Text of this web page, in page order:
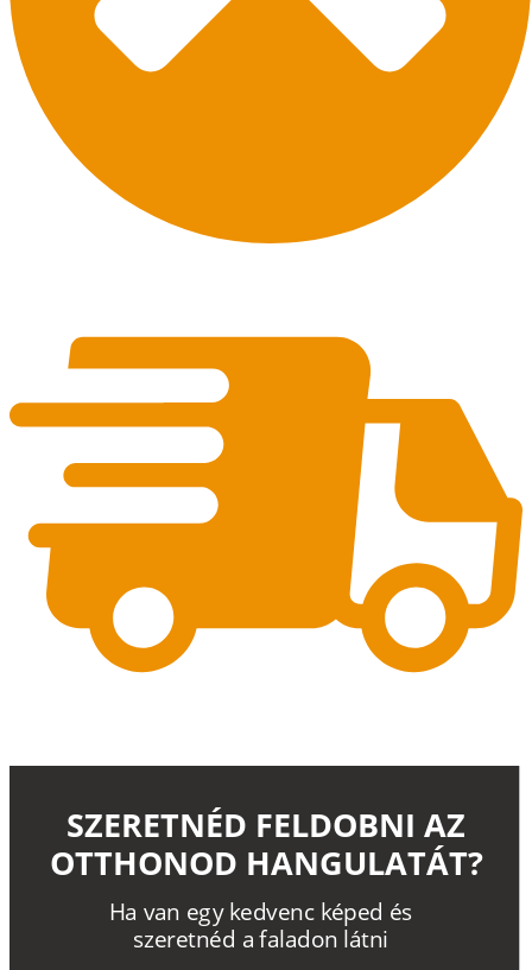
Ha van egy kedvenc képed és
szeretnéd a faladon látni
SZERETNÉD FELDOBNI AZ
OTTHONOD HANGULATÁT?